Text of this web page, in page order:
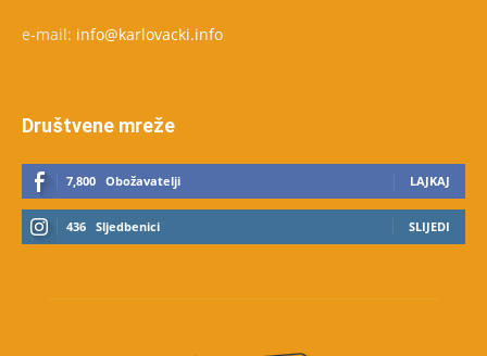
e-mail: info@karlovacki.info
Društvene mreže
7,800 Obožavatelji LAJKAJ
436 Sljedbenici SLIJEDI